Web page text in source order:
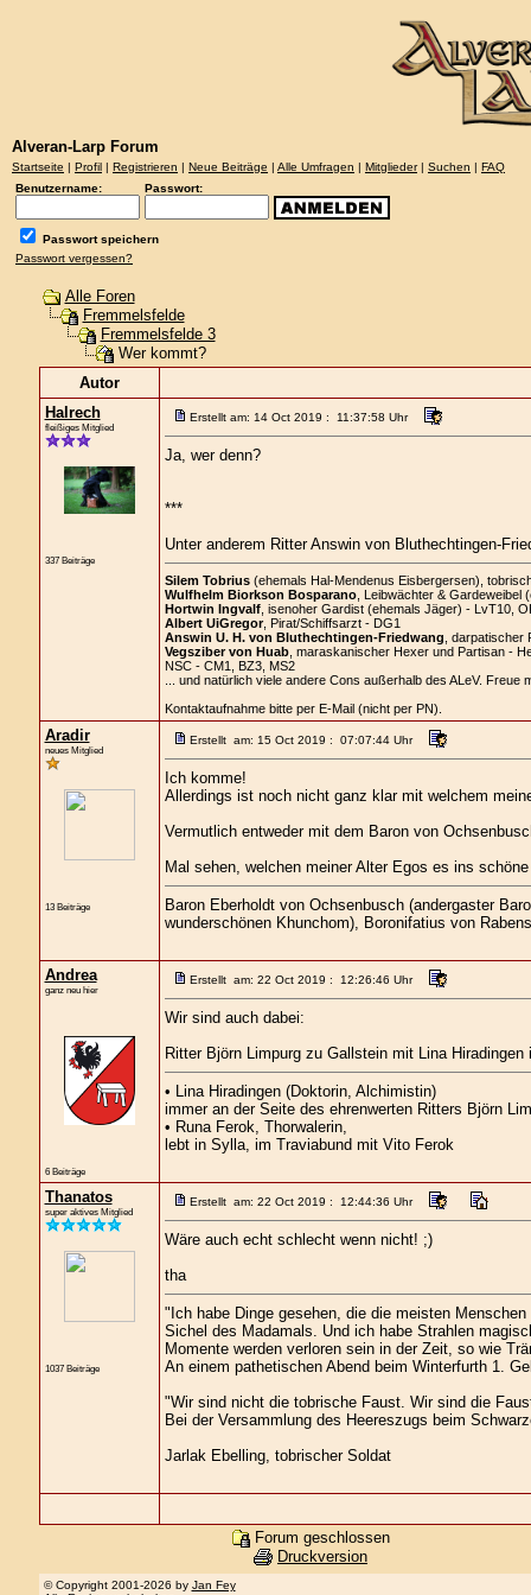
Alveran-Larp Forum
Startseite | Profil | Registrieren | Neue Beiträge | Alle Umfragen | Mitglieder| Suchen | FAQ
Benutzername:
Passwort:
Passwort speichern
Passwort vergessen?
Alle Foren
Fremmelsfelde
Fremmelsfelde 3
Wer kommt?
Autor
Halrech
fleißiges Mitglied
337 Beiträge
Erstellt am: 14 Oct 2019 : 11:37:58 Uhr
Ja, wer denn?
***
Unter anderem Ritter Answin von Bluthechtingen-
Silem Tobrius(ehemals Hal-Mendenus Eisbergersen),
Wulfhelm Biorkson Bosparano, Leibwächter & Gardeweibel
Hortwin Ingvalf, isenoher Gardist (ehemals Jäger) - LvT10,
Albert UiGregor, Pirat/Schiffsarzt - DG1
Answin U. H. von Bluthechtingen-Friedwang , darpatischer
Vegsziber von Huab, maraskanischer Hexer und Partisan -
NSC - CM1, BZ3, MS2
... und natürlich viele andere Cons außerhalb des ALeV.
Kontaktaufnahme bitte per E-Mail (nicht per PN).
Aradir
neues Mitglied
13 Beiträge
Erstellt am: 15 Oct 2019 : 07:07:44 Uhr
Ich komme!
Allerdings ist noch nicht ganz klar mit welchem
Vermutlich entweder mit dem Baron von
Mal sehen, welchen meiner Alter Egos es ins
Baron Eberholdt von Ochsenbusch (andergaster
wunderschönen Khunchom), Boronifatius von
Andrea
ganz neu hier
6 Beiträge
Erstellt am: 22 Oct 2019 : 12:26:46 Uhr
Wir sind auch dabei:
Ritter Björn Limpurg zu Gallstein mit Lina Hiradingen
• Lina Hiradingen (Doktorin, Alchimistin)
immer an der Seite des ehrenwerten Ritters Björn
• Runa Ferok, Thorwalerin,
lebt in Sylla, im Traviabund mit Vito Ferok
Thanatos
super aktives Mitglied
1037 Beiträge
Erstellt am: 22 Oct 2019 : 12:44:36 Uhr
Wäre auch echt schlecht wenn nicht! ;)
tha
"Ich habe Dinge gesehen, die die meisten
Sichel des Madamals. Und ich habe Strahlen
Momente werden verloren sein in der Zeit, so wie
An einem pathetischen Abend beim Winterfurth 1.
"Wir sind nicht die tobrische Faust. Wir sind die
Bei der Versammlung des Heereszugs beim
Jarlak Ebelling, tobrischer Soldat
Forum geschlossen
Druckversion
© Copyright 2001-2026 by Jan Fey